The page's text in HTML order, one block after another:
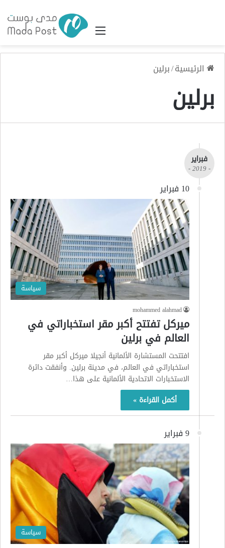
القائمة
الرئيسية/برلين
برلين
فبراير
- 2019 -
10 فبراير
سياسة
mohammed alahmad
ميركل تفتتح أكبر مقر استخباراتي في
العالم في برلين
افتتحت المستشارة الألمانية أنجيلا ميركل أكبر مقر
استخباراتي في العالم، في مدينة برلين. وأنفقت دائرة
الاستخبارات الاتحادية الألمانية على هذا…
أكمل القراءة »
9 فبراير
سياسة